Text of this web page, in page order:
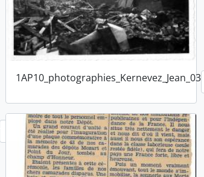
1AP10_photographies_Kernevez_Jean_03
Ajouter au presse-papier